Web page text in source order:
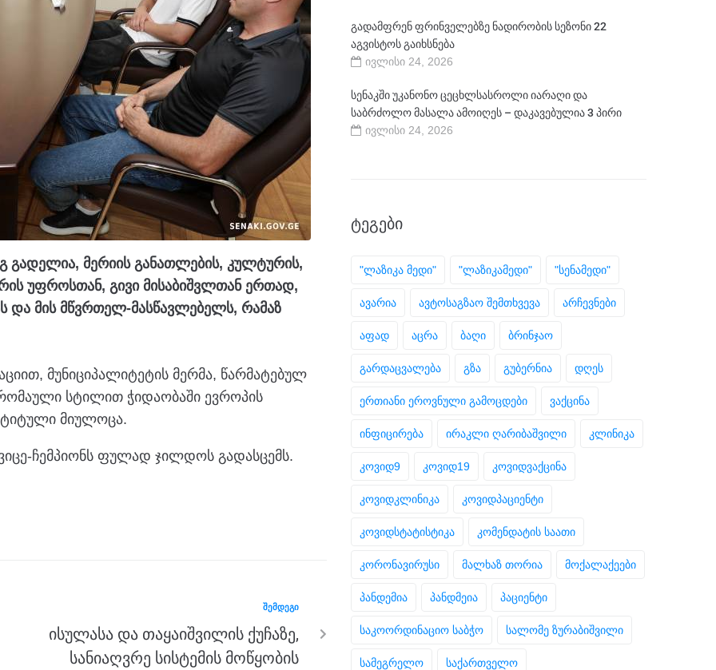
გადელია, მერიის განათლების, კულტურის,
უფროსთან, გივი მისაბიშვლთან ერთად,
და მის მწვრთელ-მასწავლებელს, რამაზ
მუნიციპალიტეტის მერმა, წარმატებულ
სტილით ჭიდაობაში ევროპის
ტიტული მიულოცა.
ჩემპიონს ფულად ჯილდოს გადასცემს.
ᲨᲔᲛᲓᲔᲒᲘ
ისულასა და თაყაიშვილის ქუჩაზე,
სანიაღვრე სისტემის მოწყობის
გადამფრენ ფრინველებზე ნადირობის სეზონი 22
აგვისტოს გაიხსნება
ივლისი 24, 2026
სენაკში უკანონო ცეცხლსასროლი იარაღი და
საბრძოლო მასალა ამოიღეს – დაკავებულია 3 პირი
ივლისი 24, 2026
ᲢᲔᲒᲔᲑᲘ
"ლაზიკა მედი" "ლაზიკამედი" "სენამედი"
ავარია ავტოსაგზაო შემთხვევა არჩევნები
აფად აცრა ბაღი ბრინჯაო
გარდაცვალება გზა გუბერნია დღეს
ერთიანი ეროვნული გამოცდები ვაქცინა
ინფიცირება ირაკლი ღარიბაშვილი კლინიკა
კოვიდ9 კოვიდ19 კოვიდვაქცინა
კოვიდკლინიკა კოვიდპაციენტი
კოვიდსტატისტიკა კომენდატის საათი
კორონავირუსი მალხაზ თორია მოქალაქეები
პანდემია პანდმეია პაციენტი
საკოორდინაციო საბჭო სალომე ზურაბიშვილი
სამეგრელო საქართველო